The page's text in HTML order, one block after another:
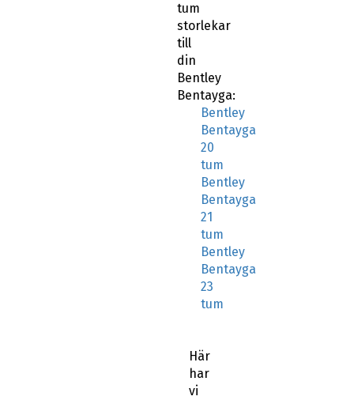
tum
storlekar
till
din
Bentley
Bentayga:
Bentley
Bentayga
20
tum
Bentley
Bentayga
21
tum
Bentley
Bentayga
23
tum
Här
har
vi